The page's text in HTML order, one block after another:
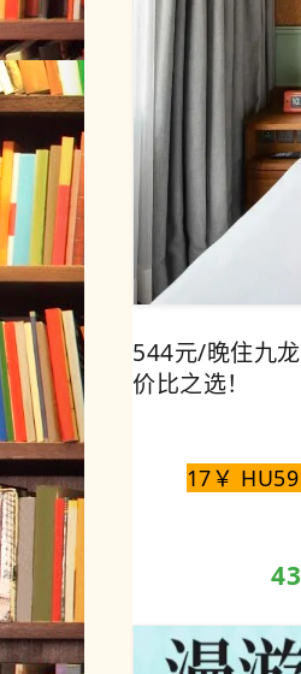
544元/晚住九
价比之选！
17￥